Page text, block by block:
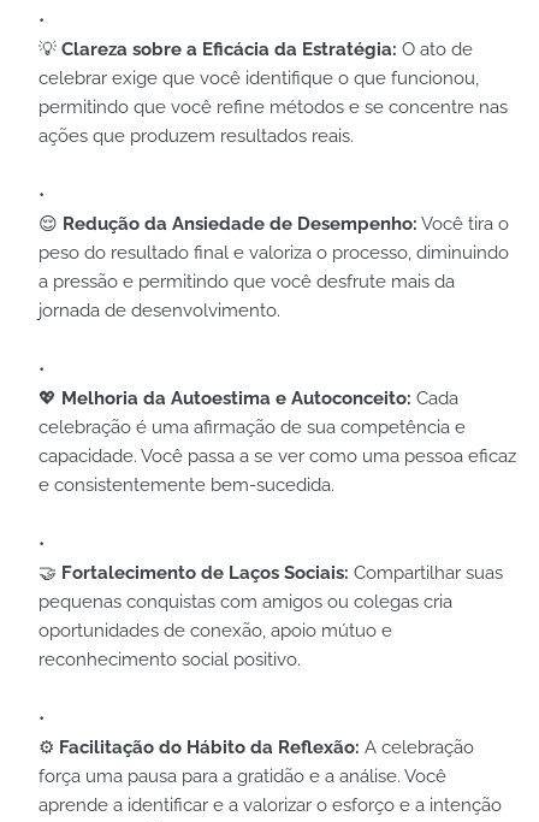
💡 Clareza sobre a Eficácia da Estratégia: O ato de
celebrar exige que você identifique o que funcionou,
permitindo que você refine métodos e se concentre nas
ações que produzem resultados reais.
😌 Redução da Ansiedade de Desempenho: Você tira o
peso do resultado final e valoriza o processo, diminuindo
a pressão e permitindo que você desfrute mais da
jornada de desenvolvimento.
💖 Melhoria da Autoestima e Autoconceito: Cada
celebração é uma afirmação de sua competência e
capacidade. Você passa a se ver como uma pessoa eficaz
e consistentemente bem-sucedida.
🤝 Fortalecimento de Laços Sociais: Compartilhar suas
pequenas conquistas com amigos ou colegas cria
oportunidades de conexão, apoio mútuo e
reconhecimento social positivo.
⚙️ Facilitação do Hábito da Reflexão: A celebração
força uma pausa para a gratidão e a análise. Você
aprende a identificar e a valorizar o esforço e a intenção